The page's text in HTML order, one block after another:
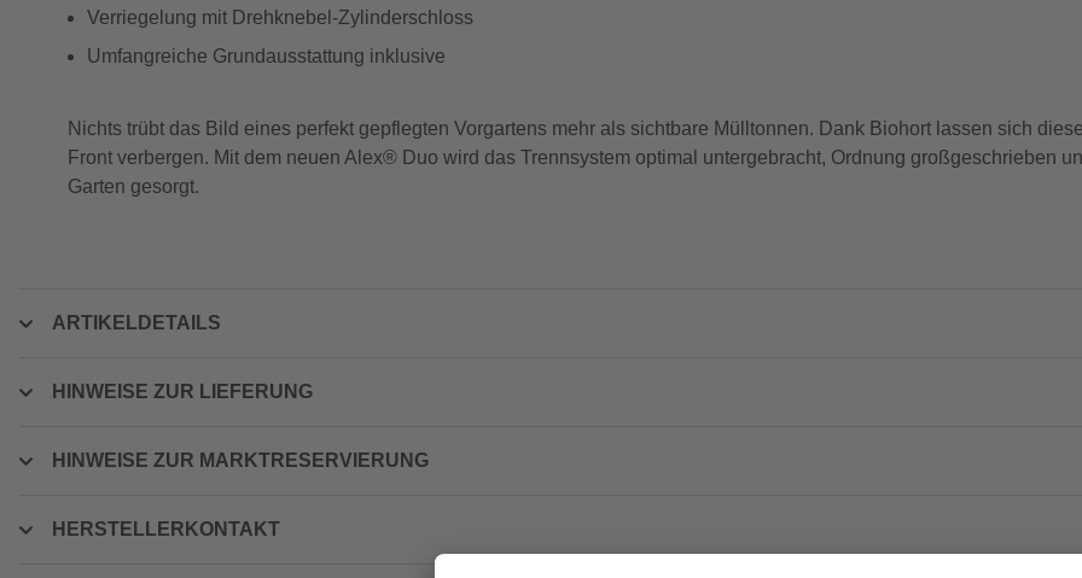
Verriegelung mit Drehknebel-Zylinderschloss
Umfangreiche Grundausstattung inklusive
Nichts trübt das Bild eines perfekt gepflegten Vorgartens mehr als sichtbare Mülltonnen. Dank Biohort lassen sich
Front verbergen. Mit dem neuen Alex® Duo wird das Trennsystem optimal untergebracht, Ordnung großgeschrieben
Garten gesorgt.
ARTIKELDETAILS
HINWEISE ZUR LIEFERUNG
HINWEISE ZUR MARKTRESERVIERUNG
HERSTELLERKONTAKT